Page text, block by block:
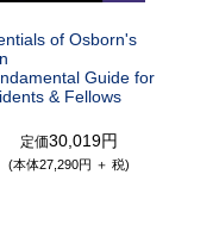
of Osborn's
Guide for
& Fellows
定価30,019円
(本体27,290円 ＋ 税)